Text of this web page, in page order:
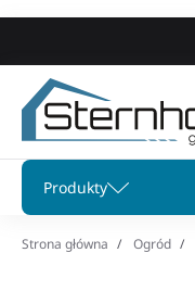
Pomiń menu
Produkty
Strona główna Ogród